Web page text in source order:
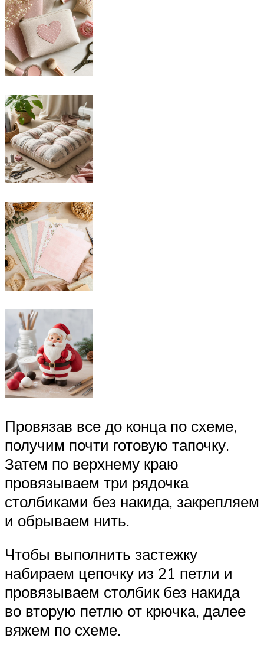
Провязав все до конца по схеме,
получим почти готовую тапочку.
Затем по верхнему краю
провязываем три рядочка
столбиками без накида, закрепляем
и обрываем нить.
Чтобы выполнить застежку
набираем цепочку из 21 петли и
провязываем столбик без накида
во вторую петлю от крючка, далее
вяжем по схеме.